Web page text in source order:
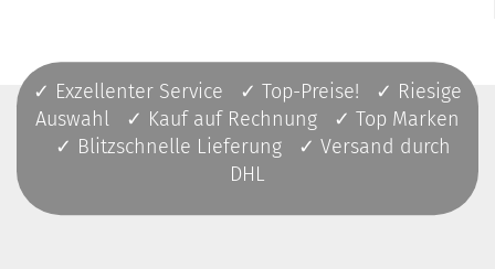
✓ Exzellenter Service ✓ Top-Preise! ✓ Riesige
Auswahl ✓ Kauf auf Rechnung ✓ Top Marken
✓ Blitzschnelle Lieferung ✓ Versand durch
DHL